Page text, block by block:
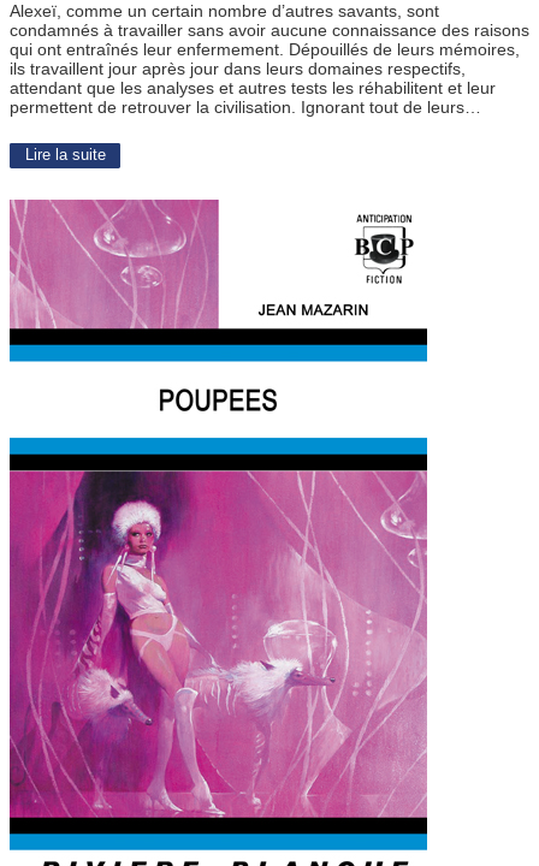
Alexeï, comme un certain nombre d’autres savants, sont
condamnés à travailler sans avoir aucune connaissance des raisons
qui ont entraînés leur enfermement. Dépouillés de leurs mémoires,
ils travaillent jour après jour dans leurs domaines respectifs,
attendant que les analyses et autres tests les réhabilitent et leur
permettent de retrouver la civilisation. Ignorant tout de leurs…
Lire la suite